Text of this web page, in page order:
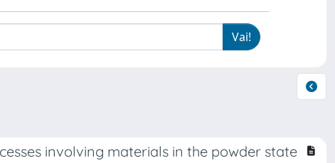
involving materials in the powder state